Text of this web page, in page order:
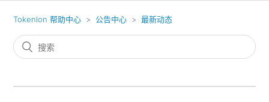
Tokenlon 帮助中心 公告中心 最新动态